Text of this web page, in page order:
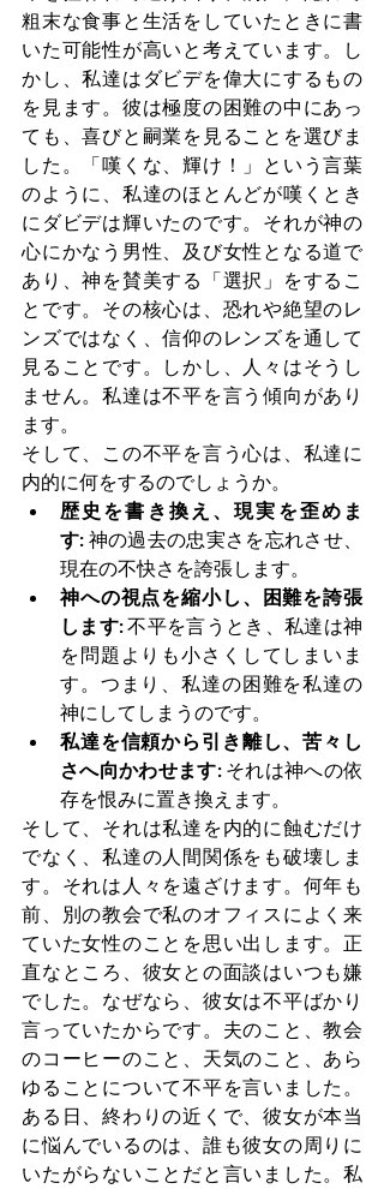
粗末な食事と生活をしていたときに書
いた可能性が高いと考えています。し
かし、私達はダビデを偉大にするもの
を見ます。彼は極度の困難の中にあっ
ても、喜びと嗣業を見ることを選びま
した。「嘆くな、輝け！」という言葉
のように、私達のほとんどが嘆くとき
にダビデは輝いたのです。それが神の
心にかなう男性、及び女性となる道で
あり、神を賛美する「選択」をするこ
とです。その核心は、恐れや絶望のレ
ンズではなく、信仰のレンズを通して
見ることです。しかし、人々はそうし
ません。私達は不平を言う傾向があり
ます。
そして、この不平を言う心は、私達に
内的に何をするのでしょうか。
歴史を書き換え、現実を歪めま
す: 神の過去の忠実さを忘れさせ、
現在の不快さを誇張します。
神への視点を縮小し、困難を誇張
します: 不平を言うとき、私達は神
を問題よりも小さくしてしまいま
す。つまり、私達の困難を私達の
神にしてしまうのです。
私達を信頼から引き離し、苦々し
さへ向かわせます: それは神への依
存を恨みに置き換えます。
そして、それは私達を内的に蝕むだけ
でなく、私達の人間関係をも破壊しま
す。それは人々を遠ざけます。何年も
前、別の教会で私のオフィスによく来
ていた女性のことを思い出します。正
直なところ、彼女との面談はいつも嫌
でした。なぜなら、彼女は不平ばかり
言っていたからです。夫のこと、教会
のコーヒーのこと、天気のこと、あら
ゆることについて不平を言いました。
ある日、終わりの近くで、彼女が本当
に悩んでいるのは、誰も彼女の周りに
いたがらないことだと言いました。私